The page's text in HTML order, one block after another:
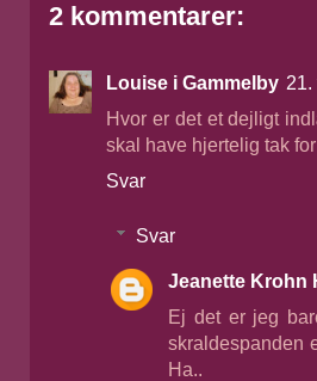
2 kommentarer:
Louise i Gammelby 21.
Hvor er det et dejligt
skal have hjertelig tak
Svar
Svar
Jeanette Krohn
Ej det er jeg
skraldespanden
Ha..